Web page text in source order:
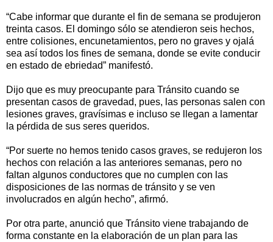
“Cabe informar que durante el fin de semana se produjeron
treinta casos. El domingo sólo se atendieron seis hechos,
entre colisiones, encunetamientos, pero no graves y ojalá
sea así todos los fines de semana, donde se evite conducir
en estado de ebriedad” manifestó.
Dijo que es muy preocupante para Tránsito cuando se
presentan casos de gravedad, pues, las personas salen con
lesiones graves, gravísimas e incluso se llegan a lamentar
la pérdida de sus seres queridos.
“Por suerte no hemos tenido casos graves, se redujeron los
hechos con relación a las anteriores semanas, pero no
faltan algunos conductores que no cumplen con las
disposiciones de las normas de tránsito y se ven
involucrados en algún hecho”, afirmó.
Por otra parte, anunció que Tránsito viene trabajando de
forma constante en la elaboración de un plan para las